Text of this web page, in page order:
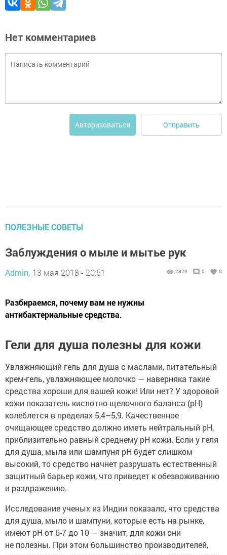
Нет комментариев
Авторизоваться Отправить
ПОЛЕЗНЫЕ СОВЕТЫ
Заблуждения о мыле и мытье рук
Admin, 13 мая 2018 - 20:51 2829 0 0
Разбираемся, почему вам не нужны
антибактериальные средства.
Гели для душа полезны для кожи
Увлажняющий гель для душа с маслами, питательный
крем-гель, увлажняющее молочко — наверняка такие
средства хороши для вашей кожи! Или нет? У здоровой
кожи показатель кислотно-щелочного баланса (pH)
колеблется в пределах 5,4–5,9. Качественное
очищающее средство должно иметь нейтральный pH,
приблизительно равный среднему pH кожи. Если у геля
для душа, мыла или шампуня pH будет слишком
высокий, то средство начнет разрушать естественный
защитный барьер кожи, что приведет к обезвоживанию
и раздражению.
Исследование ученых из Индии показало, что средства
для душа, мыло и шампуни, которые есть на рынке,
имеют pH от 6-7 до 10 — значит, для кожи они
не полезны. При этом большинство производителей,